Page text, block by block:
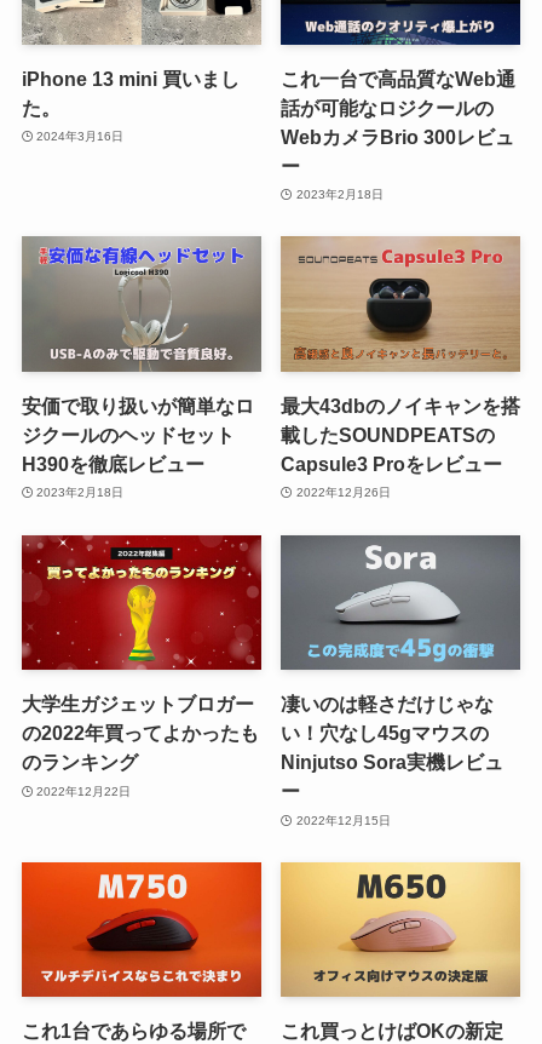
iPhone 13 mini 買いまし
た。
2024年3月16日
これ一台で高品質なWeb通
話が可能なロジクールの
WebカメラBrio 300レビュ
ー
2023年2月18日
安価で取り扱いが簡単なロ
ジクールのヘッドセット
H390を徹底レビュー
2023年2月18日
最大43dbのノイキャンを搭
載したSOUNDPEATSの
Capsule3 Proをレビュー
2022年12月26日
大学生ガジェットブロガー
の2022年買ってよかったも
のランキング
2022年12月22日
凄いのは軽さだけじゃな
い！穴なし45gマウスの
Ninjutso Sora実機レビュ
ー
2022年12月15日
これ1台であらゆる場所で
これ買っとけばOKの新定